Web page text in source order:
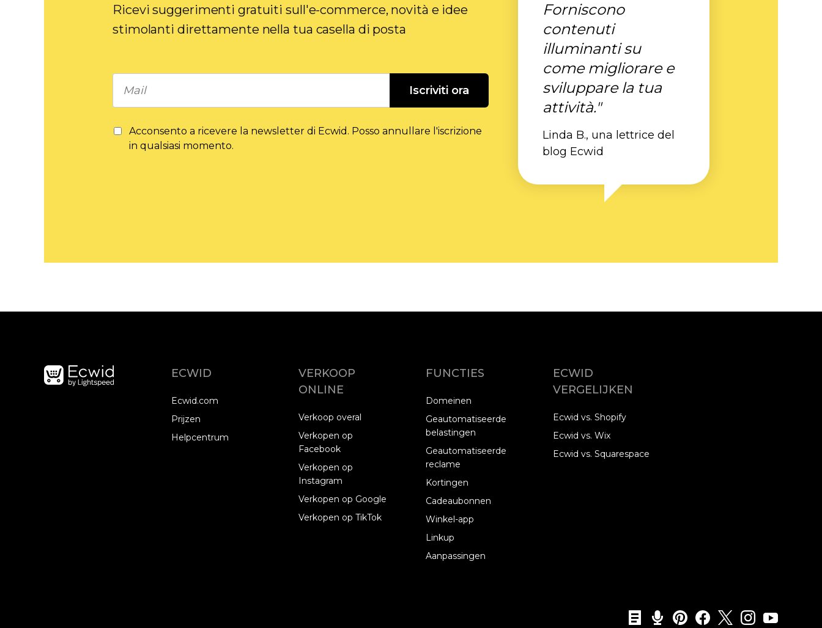
Ricevi suggerimenti gratuiti sull'e-commerce, novità e idee
stimolanti direttamente nella tua casella di posta
Iscriviti ora
Acconsento a ricevere la newsletter di Ecwid. Posso annullare l'iscrizione
in qualsiasi momento.
Forniscono
contenuti
illuminanti su
come migliorare e
sviluppare la tua
attività."
Linda B., una lettrice del
blog Ecwid
ECWID
Ecwid.com
Prijzen
Helpcentrum
VERKOOP
ONLINE
Verkoop overal
Verkopen op
Facebook
Verkopen op
Instagram
Verkopen op Google
Verkopen op TikTok
FUNCTIES
Domeinen
Geautomatiseerde
belastingen
Geautomatiseerde
reclame
Kortingen
Cadeaubonnen
Winkel-app
Linkup
Aanpassingen
ECWID
VERGELIJKEN
Ecwid vs. Shopify
Ecwid vs. Wix
Ecwid vs. Squarespace